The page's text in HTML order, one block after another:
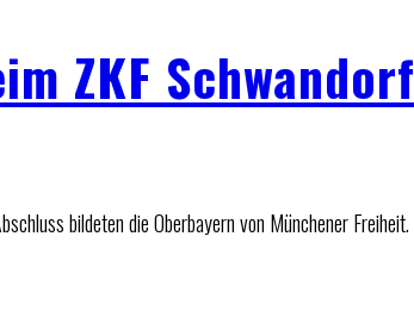
ZKF Schwandorf
bildeten die Oberbayern von Münchener Freiheit.